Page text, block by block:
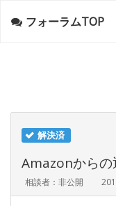
フォーラムTOP
解決済
Amazonからの
相談者：非公開